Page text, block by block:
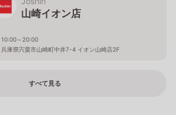
山崎イオン店
10:00～20:00
兵庫県宍粟市山崎町中井7-4 イオン山崎店2F
すべて見る